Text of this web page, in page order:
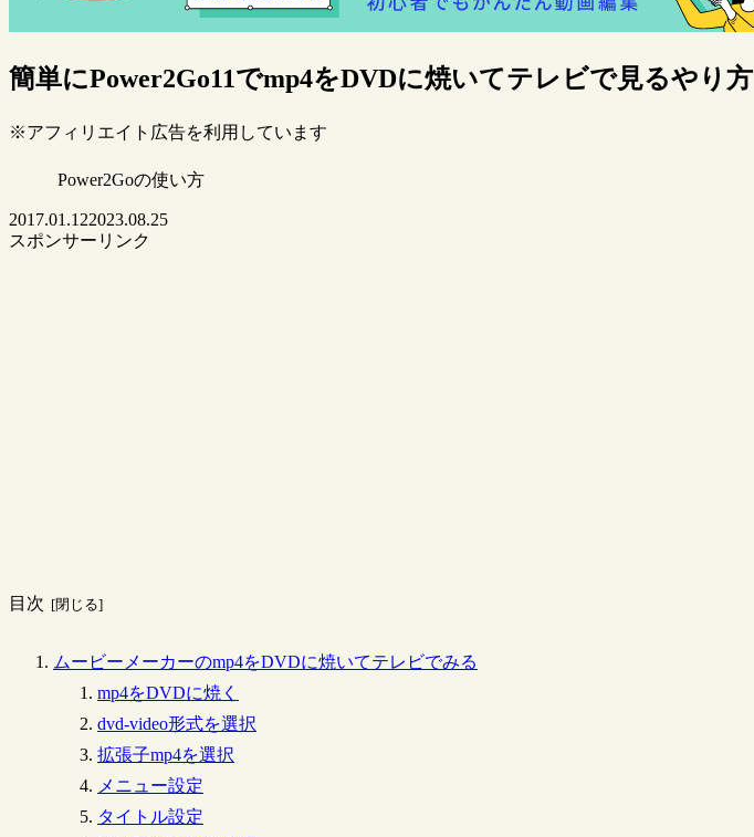
簡単にPower2Go11でmp4をDVDに焼いてテレビで見るやり方
※アフィリエイト広告を利用しています
Power2Goの使い方
2017.01.122023.08.25
スポンサーリンク
目次
ムービーメーカーのmp4をDVDに焼いてテレビでみる
mp4をDVDに焼く
dvd-video形式を選択
拡張子mp4を選択
メニュー設定
タイトル設定